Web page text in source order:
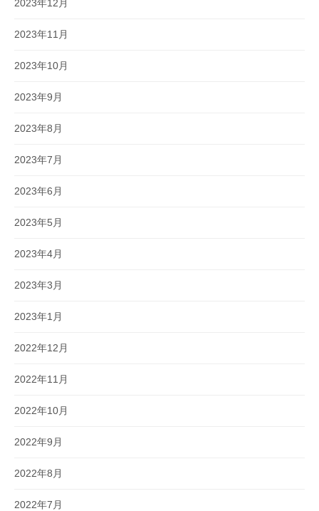
2023年12月
2023年11月
2023年10月
2023年9月
2023年8月
2023年7月
2023年6月
2023年5月
2023年4月
2023年3月
2023年1月
2022年12月
2022年11月
2022年10月
2022年9月
2022年8月
2022年7月